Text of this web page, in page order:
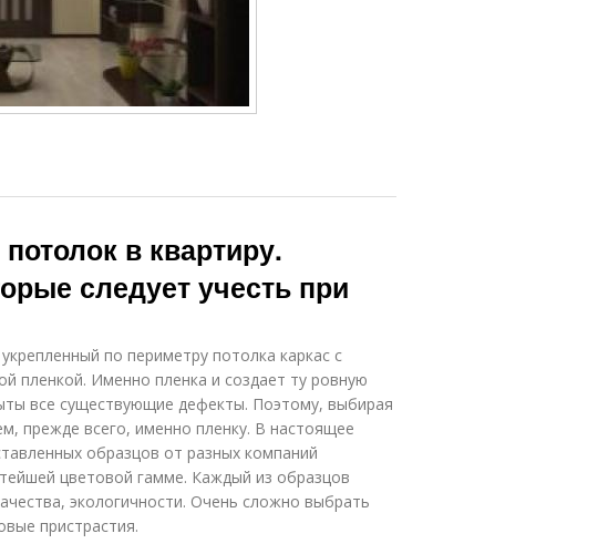
в квартиру.
следует учесть при
по периметру потолка каркас с
пленкой. Именно пленка и создает ту ровную
все существующие дефекты. Поэтому, выбирая
прежде всего, именно пленку. В настоящее
образцов от разных компаний
цветовой гамме. Каждый из образцов
экологичности. Очень сложно выбрать
пристрастия.